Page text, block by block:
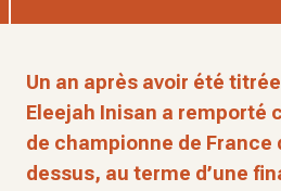
Un an après avoir été
Eleejah Inisan a remporté
de championne de France
dessus, au terme d’une